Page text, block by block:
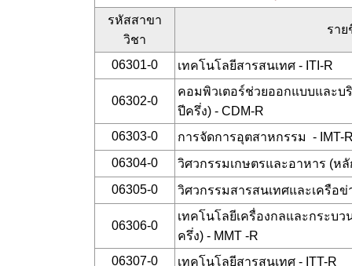
รหัสสาขา
วิชา
รา
06301-0 เทคโนโลยีสารสนเทศ - ITI-R
06302-0
คอมพิวเตอร์ช่วยออกแบบและบ
ปีครึ่ง) - CDM-R
06303-0
การจัดการอุตสาหกรรม - IMT-
06304-0
วิศวกรรมเกษตรและอาหาร (ห
06305-0
วิศวกรรมสารสนเทศและเครือข่
06306-0
เทคโนโลยีเครื่องกลและกระบ
ครึ่ง) - MMT -R
06307-0
เทคโนโลยีสารสนเทศ - ITT-R